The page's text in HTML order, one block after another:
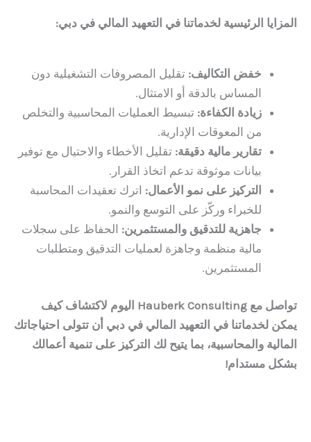
المزايا الرئيسية لخدماتنا في التعهيد المالي في دبي:
خفض التكاليف: تقليل المصروفات التشغيلية دون
المساس بالدقة أو الامتثال.
زيادة الكفاءة: تبسيط العمليات المحاسبية والتخلص
من المعوقات الإدارية.
تقارير مالية دقيقة: تقليل الأخطاء والاحتيال مع توفير
بيانات موثوقة تدعم اتخاذ القرار.
التركيز على نمو الأعمال: اترك تعقيدات المحاسبة
للخبراء وركّز على التوسع والنمو.
جاهزية للتدقيق والمستثمرين: الحفاظ على سجلات
مالية منظمة وجاهزة لعمليات التدقيق ومتطلبات
المستثمرين.
تواصل مع Hauberk Consulting اليوم لاكتشاف كيف
يمكن لخدماتنا في التعهيد المالي في دبي أن تتولى احتياجاتك
المالية والمحاسبية، بما يتيح لك التركيز على تنمية أعمالك
بشكل مستدام!